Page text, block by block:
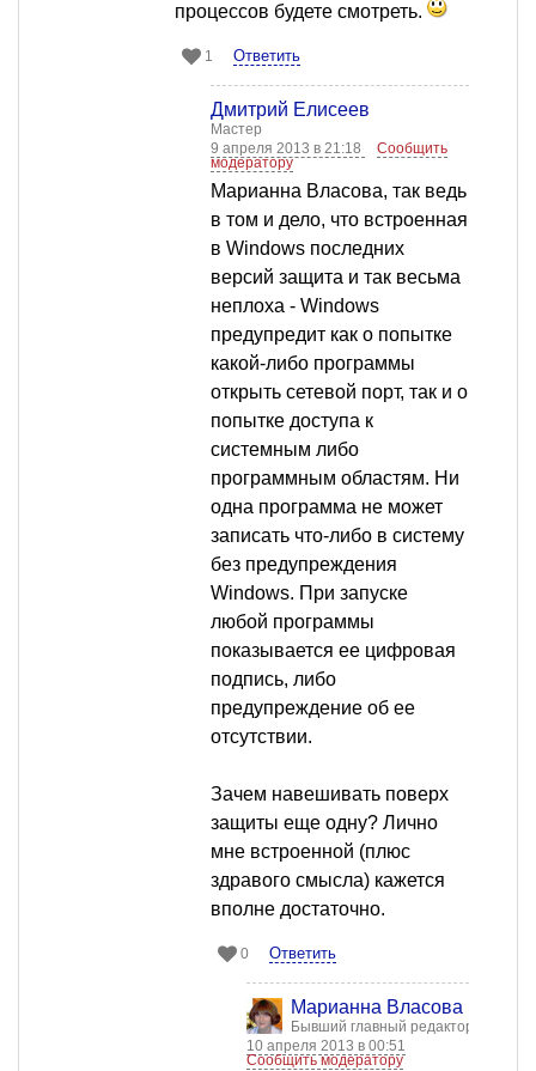
процессов будете смотреть.
1 Ответить
Дмитрий Елисеев
Мастер
9 апреля 2013 в 21:18
Сообщить
модератору
Марианна Власова, так ведь
в том и дело, что встроенная
в Windows последних
версий защита и так весьма
неплоха - Windows
предупредит как о попытке
какой-либо программы
открыть сетевой порт, так и о
попытке доступа к
системным либо
программным областям. Ни
одна программа не может
записать что-либо в систему
без предупреждения
Windows. При запуске
любой программы
показывается ее цифровая
подпись, либо
предупреждение об ее
отсутствии.
Зачем навешивать поверх
защиты еще одну? Лично
мне встроенной (плюс
здравого смысла) кажется
вполне достаточно.
0 Ответить
Марианна Власова
Бывший главный редактор
10 апреля 2013 в 00:51
Сообщить модератору